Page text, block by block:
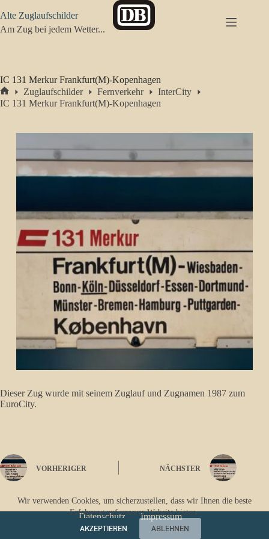
Inhalt
springen
Wir verwenden Cookies, um sicherzustellen, dass wir Ihnen die beste
Erfahrung auf unserer Website bieten.
AKZEPTIEREN
ABLEHNEN
Alte Zuglaufschilder
Am Zug bei jedem Wetter...
IC 131 Merkur Frankfurt(M)-Kopenhagen
Start
Zuglaufschilder Fernverkehr
InterCity
IC 131 Merkur Frankfurt(M)-Kopenhagen
Dieser Zug wurde mit seinem Zuglauf und Zugnamen 1987 zum
EuroCity.
VORHERIGER NÄCHSTER
Datenschutz Impressum